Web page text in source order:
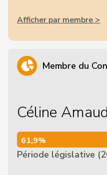
Afficher par membre >
Membre du
Céline
61,9%
61,9%
Période législative